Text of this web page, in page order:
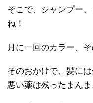
そこで、シャンプー
ね！
月に一回のカラー、
そのおかけで、髪に
悪い薬は残ったまんま